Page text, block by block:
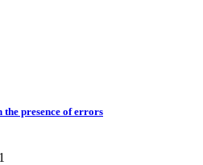
presence of errors